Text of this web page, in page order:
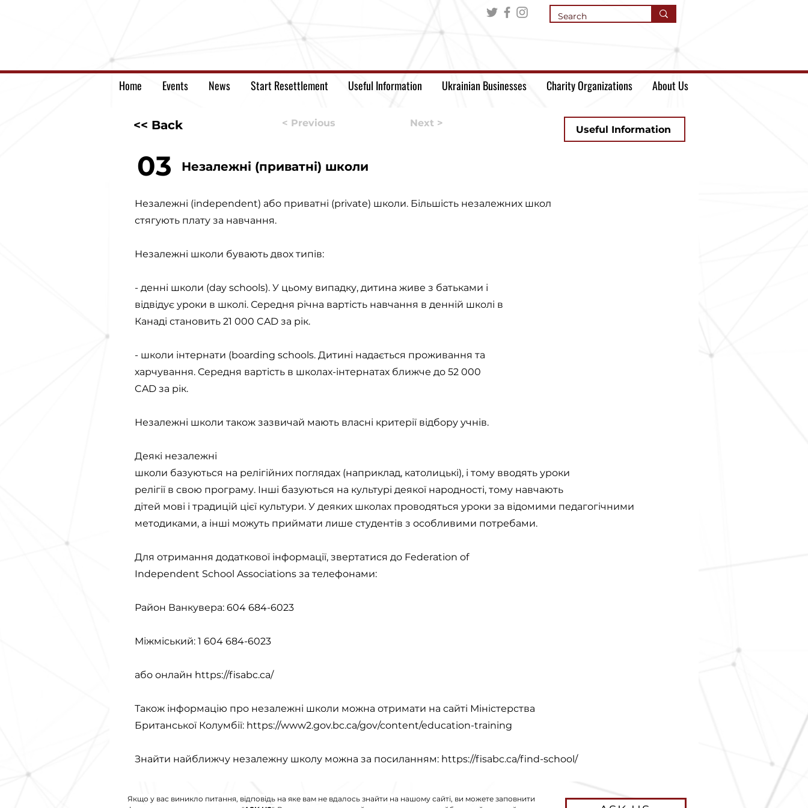
Home Events News Start Resettlement Useful Information Ukrainian Businesses Charity Organizations About Us
<< Back < Previous Next >
Useful Information
03 Незалежні (приватні) школи
Незалежні (independent) або приватні (private) школи. Більшість незалежних школ
стягують плату за навчання.
Незалежні школи бувають двох типів:
- денні школи (day schools). У цьому випадку, дитина живе з батьками і
відвідує уроки в школі. Середня річна вартість навчання в денній школі в
Канаді становить 21 000 CAD за рік.
- школи інтернати (boarding schools. Дитині надається проживання та
харчування. Середня вартість в школах-інтернатах ближче до 52 000
CAD за рік.
Незалежні школи також зазвичай мають власні критерії відбору учнів.
Деякі незалежні
школи базуються на релігійних поглядах (наприклад, католицькі), і тому вводять уроки
релігії в свою програму. Інші базуються на культурі деякої народності, тому навчають
дітей мові і традицій цієї культури. У деяких школах проводяться уроки за відомими педагогічними
методиками, а інші можуть приймати лише студентів з особливими потребами.
Для отримання додаткової інформації, звертатися до Federation of
Independent School Associations за телефонами:
Район Ванкувера: 604 684-6023
Міжміський: 1 604 684-6023
або онлайн https://fisabc.ca/
Також інформацію про незалежні школи можна отримати на сайті Міністерства
Британської Колумбії: https://www2.gov.bc.ca/gov/content/education-training
Знайти найближчу незалежну школу можна за посиланням: https://fisabc.ca/find-school/
Якщо у вас виникло питання, відповідь на яке вам не вдалось знайти на нашому сайті, ви можете заповнити